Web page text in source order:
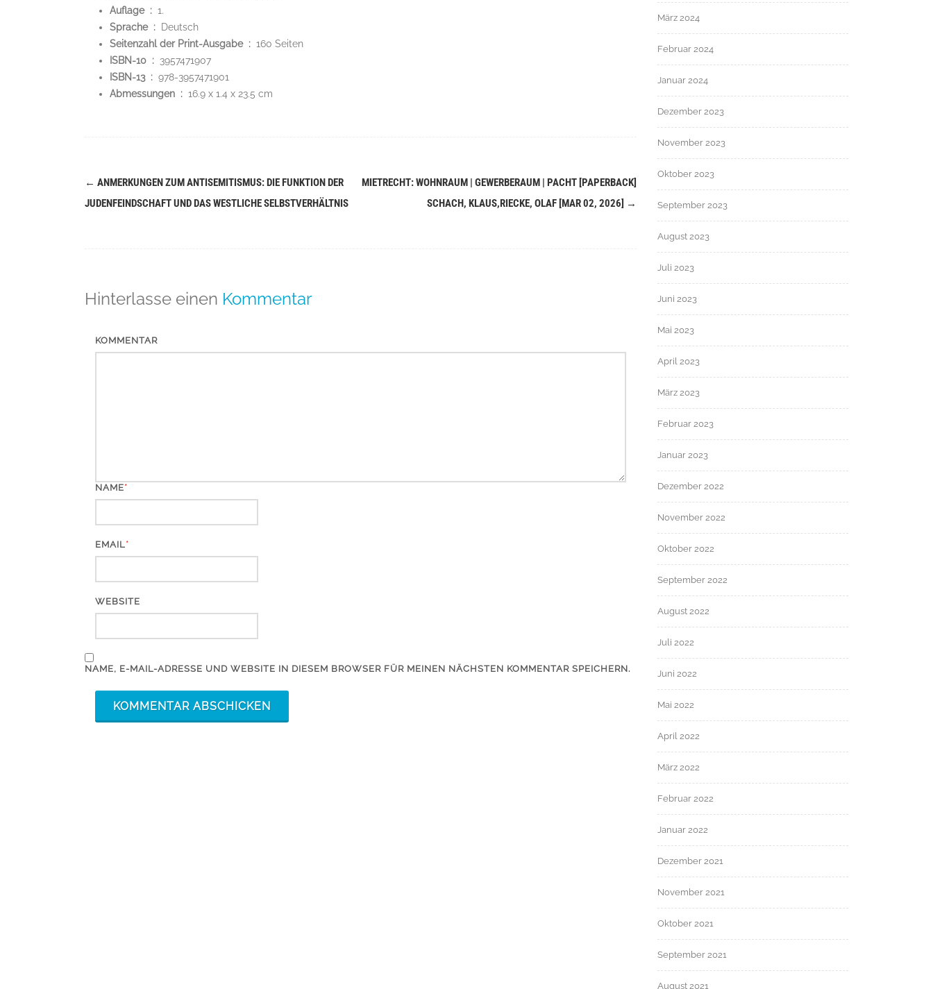
Auflage ‏ : ‎ 1.
Sprache ‏ : ‎
Deutsch
Seitenzahl der Print-Ausgabe ‏ : ‎ 160 Seiten
ISBN-10 ‏ : ‎ 3957471907
ISBN-13 ‏ : ‎ 978-3957471901
Abmessungen ‏ : ‎ 16.9 x 1.4 x 23.5 cm
Navigation
← ANMERKUNGEN ZUM ANTISEMITISMUS: DIE FUNKTION DER
JUDENFEINDSCHAFT UND DAS WESTLICHE SELBSTVERHÄLTNIS
MIETRECHT: WOHNRAUM | GEWERBERAUM | PACHT [PAPERBACK]
SCHACH, KLAUS,RIECKE, OLAF [MAR 02, 2026] →
Hinterlasse einen Kommentar
KOMMENTAR
NAME*
EMAIL*
WEBSITE
NAME, E-MAIL-ADRESSE UND WEBSITE IN DIESEM BROWSER FÜR MEINEN NÄCHSTEN KOMMENTAR SPEICHERN.
März 2024
Februar 2024
Januar 2024
Dezember 2023
November 2023
Oktober 2023
September 2023
August 2023
Juli 2023
Juni 2023
Mai 2023
April 2023
März 2023
Februar 2023
Januar 2023
Dezember 2022
November 2022
Oktober 2022
September 2022
August 2022
Juli 2022
Juni 2022
Mai 2022
April 2022
März 2022
Februar 2022
Januar 2022
Dezember 2021
November 2021
Oktober 2021
September 2021
August 2021